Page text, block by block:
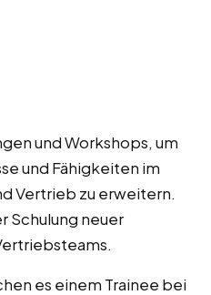
und Workshops, um
und Fähigkeiten im
Vertrieb zu erweitern.
Schulung neuer
es einem Trainee bei